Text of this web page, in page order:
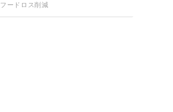
ードロス削減